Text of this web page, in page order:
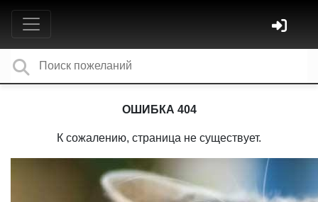
ОШИБКА 404
К сожалению, страница не существует.